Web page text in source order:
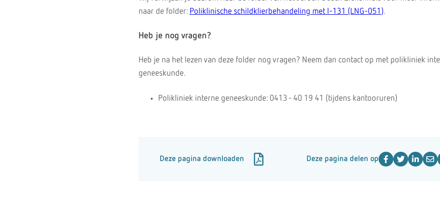
naar de folder: Poliklinische schildklierbehandeling met I-131 (LNG-051).
Heb je nog vragen?
Heb je na het lezen van deze folder nog vragen? Neem dan contact op met polikliniek
geneeskunde.
Polikliniek interne geneeskunde: 0413 - 40 19 41 (tijdens kantooruren)
Deze pagina downloaden Deze pagina delen op